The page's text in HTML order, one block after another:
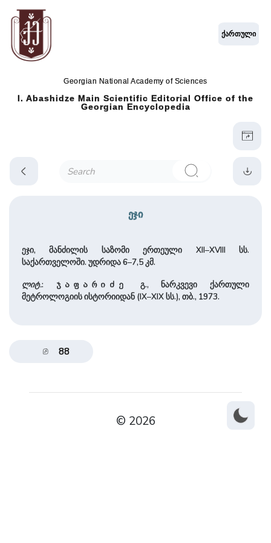
Georgian National Academy of Sciences
I. Abashidze Main Scientific Editorial Office of the
Georgian Encyclopedia
ქართული
ეჯი
ეჯი, მანძილის საზომი ერთეული XII–XVIII სს.
საქართველოში. უდრიდა 6–7,5 კმ.
ლიტ.: ჯაფარიძე
გ., ნარკვევი ქართული
მეტროლოგიის ისტორიიდან (IX–XIX სს.), თბ., 1973.
88
© 2026